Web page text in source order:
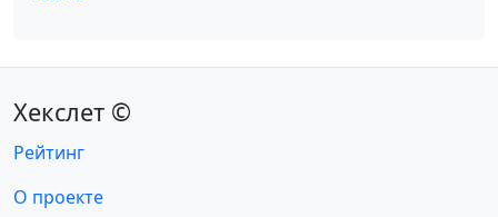
Хекслет ©
Рейтинг
О проекте